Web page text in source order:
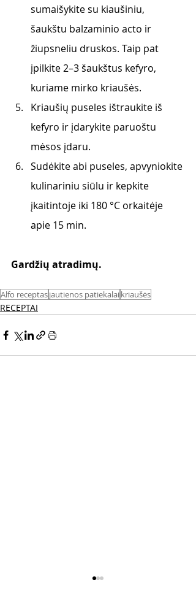
sumaišykite su kiaušiniu,
šaukštu balzaminio acto ir
žiupsneliu druskos. Taip pat
įpilkite 2–3 šaukštus kefyro,
kuriame mirko kriaušės.
Kriaušių puseles ištraukite iš
kefyro ir įdarykite paruoštu
mėsos įdaru.
Sudėkite abi puseles, apvyniokite
kulinariniu siūlu ir kepkite
įkaitintoje iki 180 °C orkaitėje
apie 15 min.
Gardžių atradimų.
Alfo receptasjautienos patiekalaikriaušės
RECEPTAI